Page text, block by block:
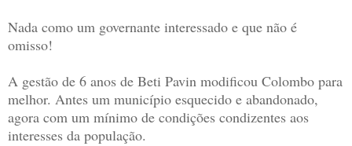
Nada como um governante interessado e que não é
omisso!
A gestão de 6 anos de Beti Pavin modificou Colombo para
melhor. Antes um município esquecido e abandonado,
agora com um mínimo de condições condizentes aos
interesses da população.